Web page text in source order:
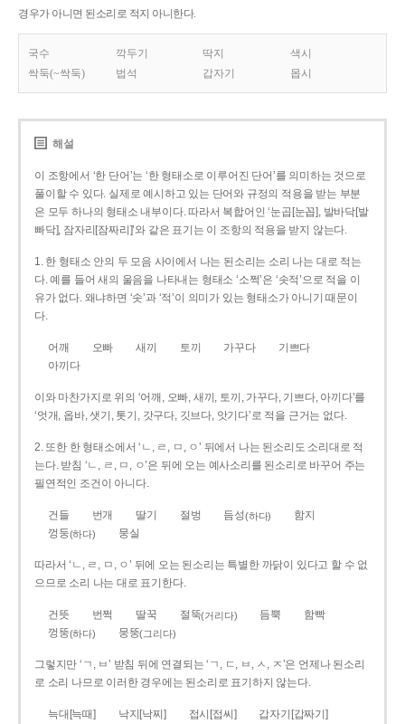
경우가 아니면 된소리로 적지 아니한다.
국수 깍두기 딱지
색시
싹둑(~싹둑)
법석 갑자기 몹시
해설
이 조항에서 ‘한 단어’는 ‘한 형태소로 이루어진 단어’를 의미하는 것으로
풀이할 수 있다. 실제로 예시하고 있는 단어와 규정의 적용을 받는 부분
은 모두 하나의 형태소 내부이다. 따라서 복합어인 ‘눈곱[눈꼽], 발바닥[발
빠닥], 잠자리[잠짜리]’와 같은 표기는 이 조항의 적용을 받지 않는다.
1. 한 형태소 안의 두 모음 사이에서 나는 된소리는 소리 나는 대로 적는
다. 예를 들어 새의 울음을 나타내는 형태소 ‘소쩍’은 ‘솟적’으로 적을 이
유가 없다. 왜냐하면 ‘솟’과 ‘적’이 의미가 있는 형태소가 아니기 때문이
다.
어깨 오빠 새끼 토끼 가꾸다
기쁘다
아끼다
이와 마찬가지로 위의 ‘어깨, 오빠, 새끼, 토끼, 가꾸다, 기쁘다, 아끼다’를
‘엇개, 옵바, 샛기, 톳기, 갓구다, 깃브다, 앗기다’로 적을 근거는 없다.
2. 또한 한 형태소에서 ‘ㄴ, ㄹ, ㅁ, ㅇ’ 뒤에서 나는 된소리도 소리대로 적
는다. 받침 ‘ㄴ, ㄹ, ㅁ, ㅇ’은 뒤에 오는 예사소리를 된소리로 바꾸어 주는
필연적인 조건이 아니다.
건들 번개 딸기 절벙 듬성(하다)
함지
껑둥(하다) 뭉실
따라서 ‘ㄴ, ㄹ, ㅁ, ㅇ’ 뒤에 오는 된소리는 특별한 까닭이 있다고 할 수 없
으므로 소리 나는 대로 표기한다.
건뜻 번쩍 딸꾹 절뚝(거리다) 듬뿍
함빡
껑뚱(하다) 뭉뚱(그리다)
그렇지만 ‘ㄱ, ㅂ’ 받침 뒤에 연결되는 ‘ㄱ, ㄷ, ㅂ, ㅅ, ㅈ’은 언제나 된소리
로 소리 나므로 이러한 경우에는 된소리로 표기하지 않는다.
늑대[늑때] 낙지[낙찌] 접시[접씨] 갑자기[갑짜기]